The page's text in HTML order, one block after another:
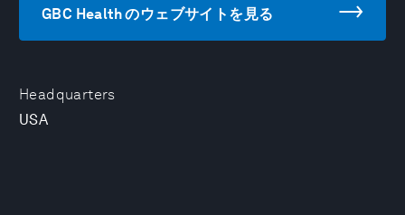
Headquarters
USA
GBC Health のウェブサイトを見る